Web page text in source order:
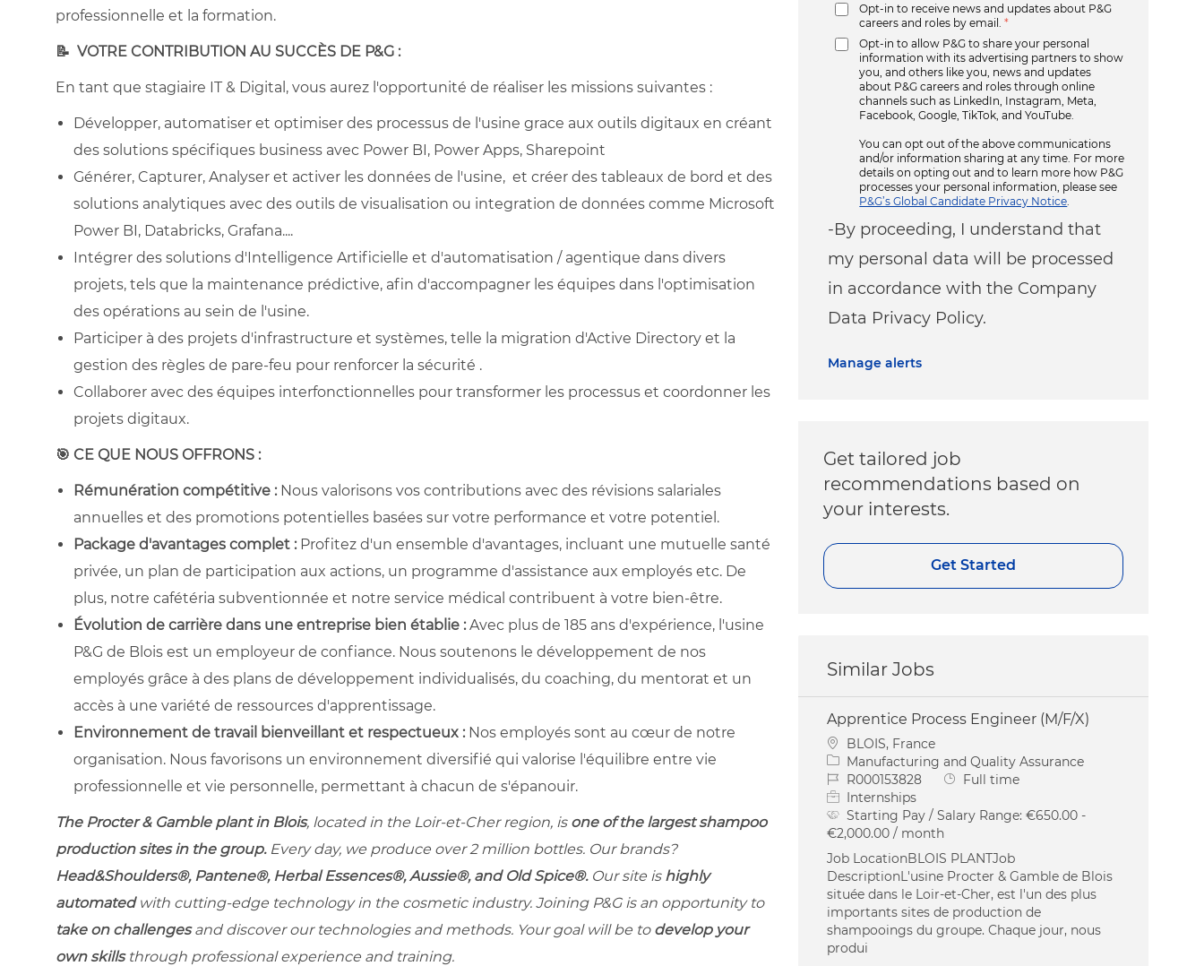
professionnelle et la formation.
📝 VOTRE CONTRIBUTION AU SUCCÈS DE P&G :
En tant que stagiaire IT & Digital, vous aurez l'opportunité de réaliser les missions suivantes :
Développer, automatiser et optimiser des processus de l'usine grace aux outils digitaux en créant
des solutions spécifiques business avec Power BI, Power Apps, Sharepoint
Générer, Capturer, Analyser et activer les données de l'usine, et créer des tableaux de bord et des
solutions analytiques avec des outils de visualisation ou integration de données comme Microsoft
Power BI, Databricks, Grafana....
Intégrer des solutions d'Intelligence Artificielle et d'automatisation / agentique dans divers
projets, tels que la maintenance prédictive, afin d'accompagner les équipes dans l'optimisation
des opérations au sein de l'usine.
Participer à des projets d'infrastructure et systèmes, telle la migration d'Active Directory et la
gestion des règles de pare-feu pour renforcer la sécurité .
Collaborer avec des équipes interfonctionnelles pour transformer les processus et coordonner les
projets digitaux.
🎯 CE QUE NOUS OFFRONS :
Rémunération compétitive : Nous valorisons vos contributions avec des révisions salariales
annuelles et des promotions potentielles basées sur votre performance et votre potentiel.
Package d'avantages complet : Profitez d'un ensemble d'avantages, incluant une mutuelle santé
privée, un plan de participation aux actions, un programme d'assistance aux employés etc. De
plus, notre cafétéria subventionnée et notre service médical contribuent à votre bien-être.
Évolution de carrière dans une entreprise bien établie :Avec plus de 185 ans d'expérience, l'usine
P&G de Blois est un employeur de confiance. Nous soutenons le développement de nos
employés grâce à des plans de développement individualisés, du coaching, du mentorat et un
accès à une variété de ressources d'apprentissage.
Environnement de travail bienveillant et respectueux : Nos employés sont au cœur de notre
organisation. Nous favorisons un environnement diversifié qui valorise l'équilibre entre vie
professionnelle et vie personnelle, permettant à chacun de s'épanouir.
The Procter & Gamble plant in Blois, located in the Loir-et-Cher region, is one of the largest shampoo
production sites in the group. Every day, we produce over 2 million bottles. Our brands?
Head&Shoulders®, Pantene®, Herbal Essences®, Aussie®, and Old Spice®.Our site is highly
automatedwith cutting-edge technology in the cosmetic industry. Joining P&G is an opportunity to
take on challengesand discover our technologies and methods. Your goal will be to develop your
own skillsthrough professional experience and training.
Opt-in to receive news and updates about P&G
careers and roles by email.
*
Opt-in to allow P&G to share your personal
information with its advertising partners to show
you, and others like you, news and updates
about P&G careers and roles through online
channels such as LinkedIn, Instagram, Meta,
Facebook, Google, TikTok, and YouTube.
You can opt out of the above communications
and/or information sharing at any time. For more
details on opting out and to learn more how P&G
processes your personal information, please see
P&G’s Global Candidate Privacy Notice
-By proceeding, I understand that
my personal data will be processed
in accordance with the Company
Data Privacy Policy.
Manage alerts
Get tailored job
recommendations based on
your interests.
Get Started
Similar Jobs
Apprentice Process Engineer (M/F/X)
Location
BLOIS, France
Category
Manufacturing and Quality Assurance
Job IdR000153828 Job Type
Full time
Internships
Starting Pay / Salary Range:€650.00 -
€2,000.00 / month
Job LocationBLOIS PLANTJob
DescriptionL'usine Procter & Gamble de Blois
située dans le Loir-et-Cher, est l'un des plus
importants sites de production de
shampooings du groupe. Chaque jour, nous
produi